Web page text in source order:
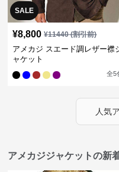
SALE
¥8,800 ¥11440(割引前)
アメカジ スエード調レザー襟
ャケット
全5
人気
アメカジジャケットの新